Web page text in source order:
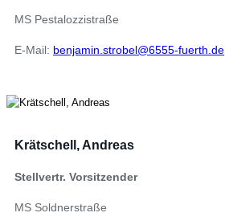
MS Pestalozzistraße
E-Mail: benjamin.strobel@6555-fuerth.de
Krätschell, Andreas
Stellvertr. Vorsitzender
MS Soldnerstraße